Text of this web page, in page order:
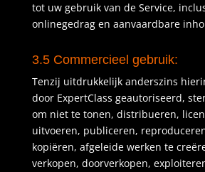
tot uw gebruik van de Service,
onlinegedrag en aanvaardbare
3.5 Commercieel gebruik:
Tenzij uitdrukkelijk anderszins
door ExpertClass geautoriseerd,
om niet te tonen, distribueren,
uitvoeren, publiceren,
kopiëren, afgeleide werken te
verkopen, doorverkopen,